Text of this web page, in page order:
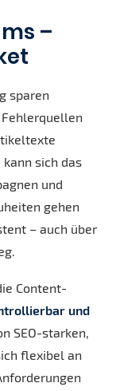
–
sparen
sich das
und
gehen
– auch über
Content-
und
SEO-starken,
flexibel an